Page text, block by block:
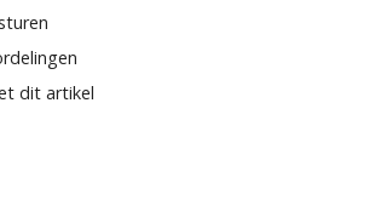
dit artikel